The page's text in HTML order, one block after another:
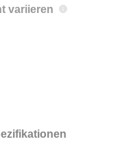
variieren